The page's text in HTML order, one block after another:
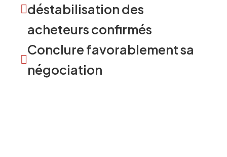
déstabilisation des
acheteurs confirmés
Conclure favorablement sa
négociation